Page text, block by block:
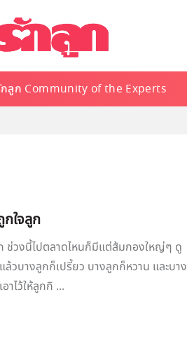
ลูก Community of the Experts
กใจลูก
ช่วงนี้ไปตลาดไหนก็มีแต่ส้มกองใหญ่ๆ ดู
วบางลูกก็เปรี้ยว บางลูกก็หวาน และบาง
าไว้ให้ลูกกิ ...